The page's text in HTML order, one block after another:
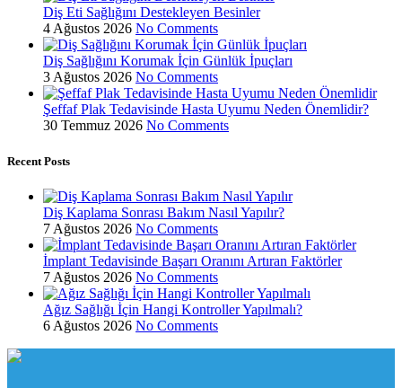
Diş Eti Sağlığını Destekleyen Besinler
4 Ağustos 2026 No Comments
Diş Sağlığını Korumak İçin Günlük İpuçları
3 Ağustos 2026 No Comments
Şeffaf Plak Tedavisinde Hasta Uyumu Neden Önemlidir?
30 Temmuz 2026 No Comments
Recent Posts
Diş Kaplama Sonrası Bakım Nasıl Yapılır?
7 Ağustos 2026 No Comments
İmplant Tedavisinde Başarı Oranını Artıran Faktörler
7 Ağustos 2026 No Comments
Ağız Sağlığı İçin Hangi Kontroller Yapılmalı?
6 Ağustos 2026 No Comments